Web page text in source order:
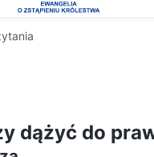
dążyć do